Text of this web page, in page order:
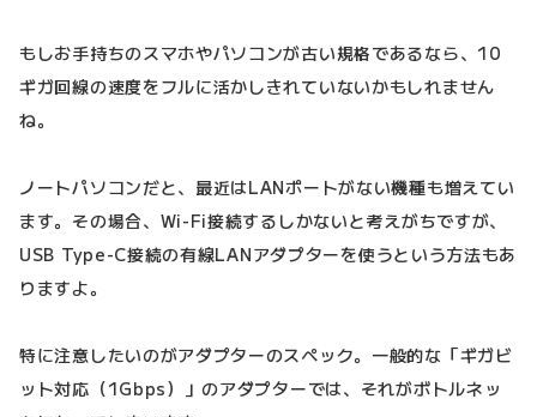
もしお手持ちのスマホやパソコンが古い規格であるなら、10
ギガ回線の速度をフルに活かしきれていないかもしれません
ね。
ノートパソコンだと、最近はLANポートがない機種も増えてい
ます。その場合、Wi-Fi接続するしかないと考えがちですが、
USB Type-C接続の有線LANアダプターを使うという方法もあ
りますよ。
特に注意したいのがアダプターのスペック。一般的な「ギガビ
ット対応（1Gbps）」のアダプターでは、それがボトルネッ